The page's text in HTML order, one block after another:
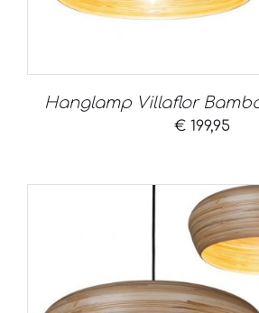
Hanglamp Villaflor
€ 199,95